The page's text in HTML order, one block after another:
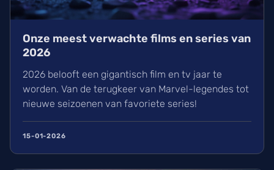
Onze meest verwachte films en series van
2026
2026 belooft een gigantisch film en tv jaar te
worden. Van de terugkeer van Marvel-legendes tot
nieuwe seizoenen van favoriete series!
15-01-2026